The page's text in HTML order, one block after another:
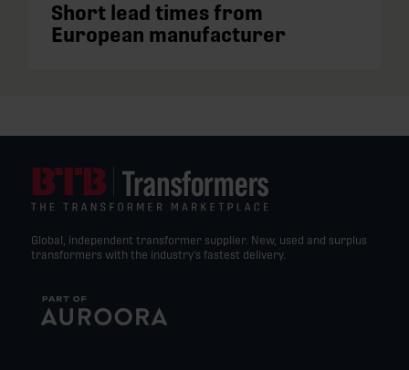
Short lead times from
European manufacturer
Global, independent transformer supplier. New, used and surplus
transformers with the industry’s fastest delivery.